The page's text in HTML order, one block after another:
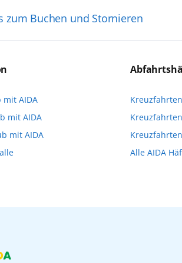
sodass dort englischsprachige
zum Buchen und Stornieren
über aida.de/
stehen. Deshalb empfehlen
AIDA
mit AIDA
mit AIDA
Alle AIDA